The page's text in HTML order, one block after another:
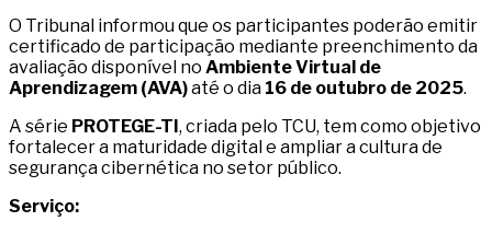
O Tribunal informou que os participantes poderão emitir
certificado de participação mediante preenchimento da
avaliação disponível no Ambiente Virtual de
Aprendizagem (AVA)até o dia 16 de outubro de 2025.
A série PROTEGE-TI , criada pelo TCU, tem como objetivo
fortalecer a maturidade digital e ampliar a cultura de
segurança cibernética no setor público.
Serviço: